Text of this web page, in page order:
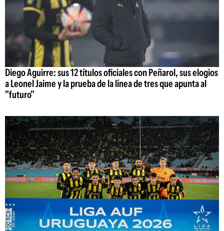
Diego Aguirre: sus 12 títulos oficiales con Peñarol, sus elogios
a Leonel Jaime y la prueba de la línea de tres que apunta al
"futuro"